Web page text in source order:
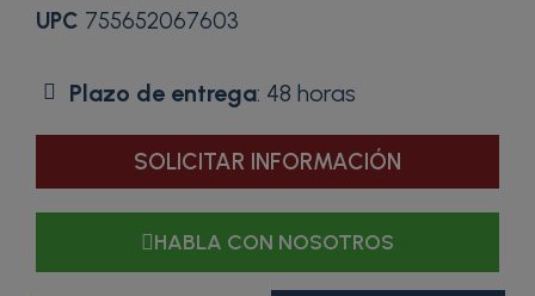
UPC 755652067603
Plazo de entrega: 48 horas
SOLICITAR INFORMACIÓN
HABLA CON NOSOTROS